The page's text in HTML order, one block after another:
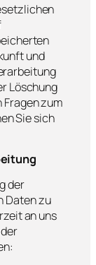
und
Löschung
zum
Sie sich
der
Daten zu
an uns